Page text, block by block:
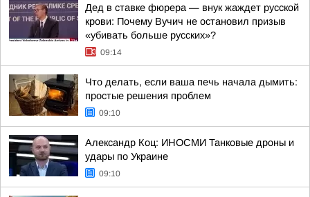
Дед в ставке фюрера — внук жаждет русской
крови: Почему Вучич не остановил призыв
«убивать больше русских»?
09:14
Что делать, если ваша печь начала дымить:
простые решения проблем
09:10
Александр Коц: ИНОСМИ Танковые дроны и
удары по Украине
09:10